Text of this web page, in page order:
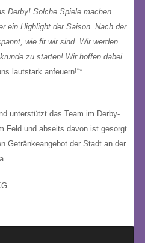
Derby! Solche Spiele machen
ein Highlight der Saison. Nach der
wie fit wir sind. Wir werden
zu starten! Wir hoffen dabei
lautstark anfeuern!“*
unterstützt das Team im Derby-
Feld und abseits davon ist gesorgt
Getränkeangebot der Stadt an der